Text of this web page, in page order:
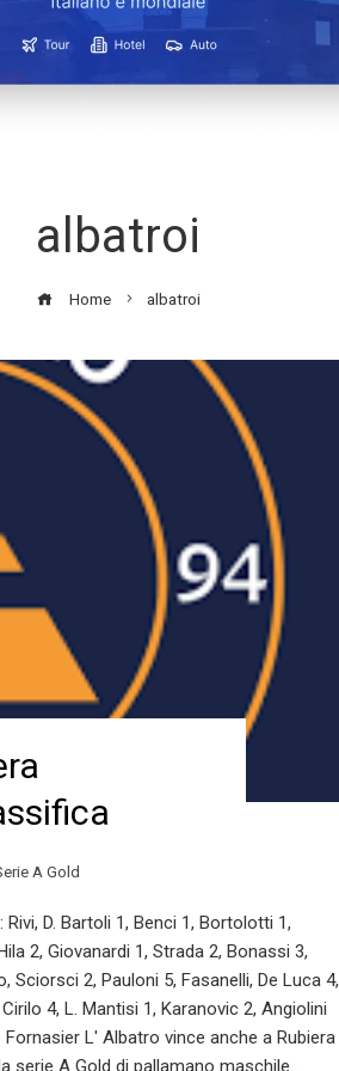
albatroi
Home albatroi
A Gold
Rivi, D. Bartoli 1, Benci 1, Bortolotti 1,
2, Giovanardi 1, Strada 2, Bonassi 3,
Sciorsci 2, Pauloni 5, Fasanelli, De Luca 4,
4, L. Mantisi 1, Karanovic 2, Angiolini
L' Albatro vince anche a Rubiera
serie A Gold di pallamano maschile…